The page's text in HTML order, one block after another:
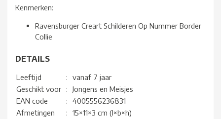
Kenmerken:
Ravensburger Creart Schilderen Op Nummer Border
Collie
DETAILS
Leeftijd :
vanaf 7 jaar
Geschikt voor
:
Jongens en Meisjes
EAN code
:
4005556236831
Afmetingen
:
15×11×3 cm (l×b×h)